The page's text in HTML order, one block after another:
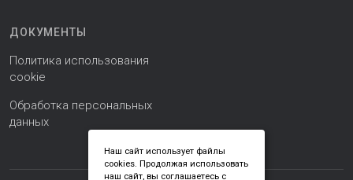
ДОКУМЕНТЫ
Политика использования
cookie
Обработка персональных
данных
Наш сайт использует файлы
cookies. Продолжая использовать
наш сайт, вы соглашаетесь с